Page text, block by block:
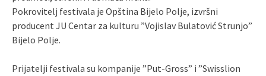
Pokrovitelj festivala je Opština Bijelo Polje, izvršni
producent JU Centar za kulturu ”Vojislav Bulatović Strunjo”
Bijelo Polje.
Prijatelji festivala su kompanije ”Put-Gross” i ”Swisslion